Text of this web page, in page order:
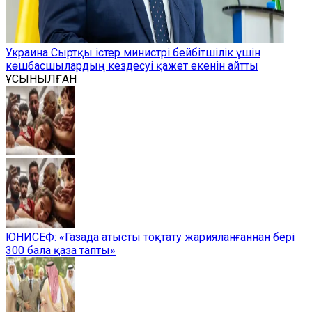
Украина Сыртқы істер министрі бейбітшілік үшін
көшбасшылардың кездесуі қажет екенін айтты
ҰСЫНЫЛҒАН
ЮНИСЕФ: «Газада атысты тоқтату жарияланғаннан бері
300 бала қаза тапты»